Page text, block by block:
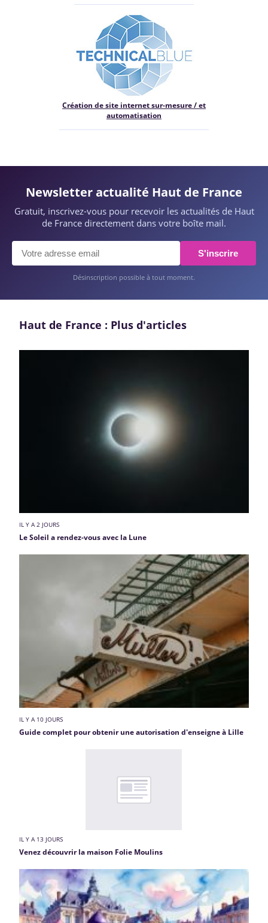
Création de site internet sur-mesure / et
automatisation
Newsletter actualité Haut de France
Gratuit, inscrivez-vous pour recevoir les actualités de Haut
de France directement dans votre boîte mail.
S'inscrire
Désinscription possible à tout moment.
Haut de France : Plus d'articles
IL Y A 2 JOURS
Le Soleil a rendez-vous avec la Lune
IL Y A 10 JOURS
Guide complet pour obtenir une autorisation d'enseigne à Lille
IL Y A 13 JOURS
Venez découvrir la maison Folie Moulins